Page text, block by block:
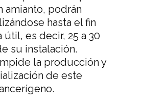
amianto, podrán
hasta el fin
útil, es decir, 25 a 30
su instalación.
la producción y
de este